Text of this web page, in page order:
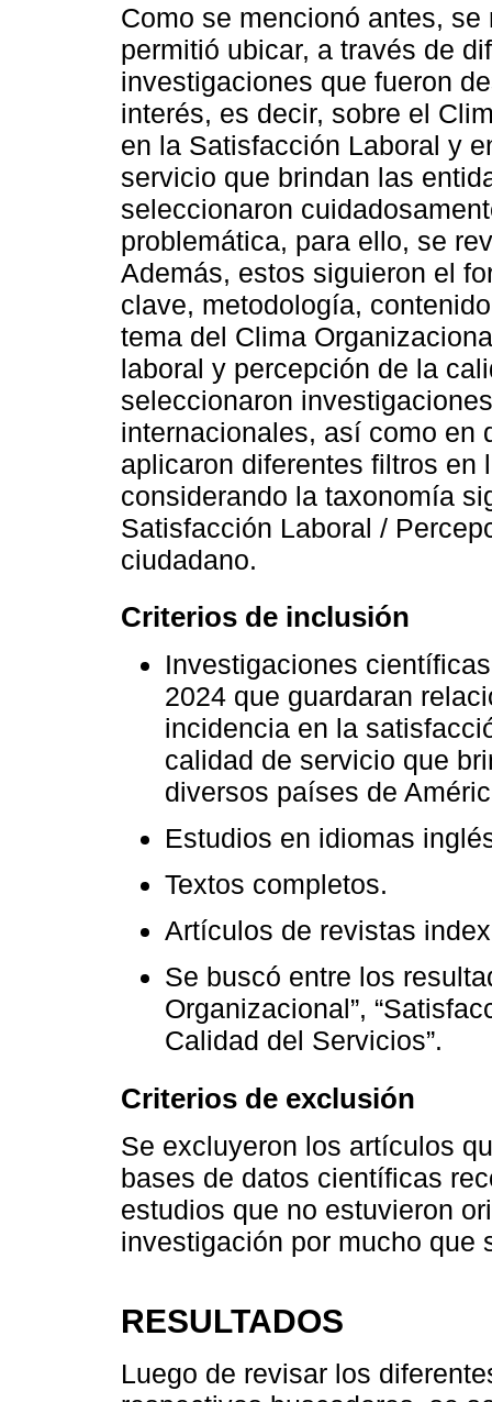
Como se mencionó antes,
permitió ubicar, a través de
investigaciones que fueron
interés, es decir, sobre el
en la Satisfacción Laboral y
servicio que brindan las
seleccionaron
problemática, para ello, se
Además, estos siguieron el
clave, metodología,
tema del Clima
laboral y percepción de la
seleccionaron
internacionales, así como en
aplicaron diferentes filtros en
considerando la taxonomía
Satisfacción Laboral /
ciudadano.
Criterios de inclusión
Investigaciones
2024 que guardaran
incidencia en la
calidad de servicio que
diversos países de
Estudios en idiomas
Textos completos.
Artículos de revistas
Se buscó entre los
Organizacional”,
Calidad del Servicios”.
Criterios de exclusión
Se excluyeron los artículos
bases de datos científicas
estudios que no estuvieron
investigación por mucho que
RESULTADOS
Luego de revisar los